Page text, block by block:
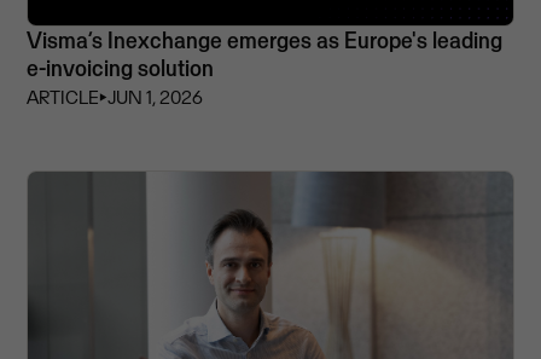
Visma’s Inexchange emerges as Europe's leading
e-invoicing solution
ARTICLE⏵JUN 1, 2026